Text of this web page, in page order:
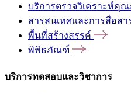
บริการตรวจวิเคราะห์คุ
สารสนเทศและการสื่อสา
พื้นที่สร้างสรรค์
พิพิธภัณฑ์
บริการทดสอบและวิชาการ